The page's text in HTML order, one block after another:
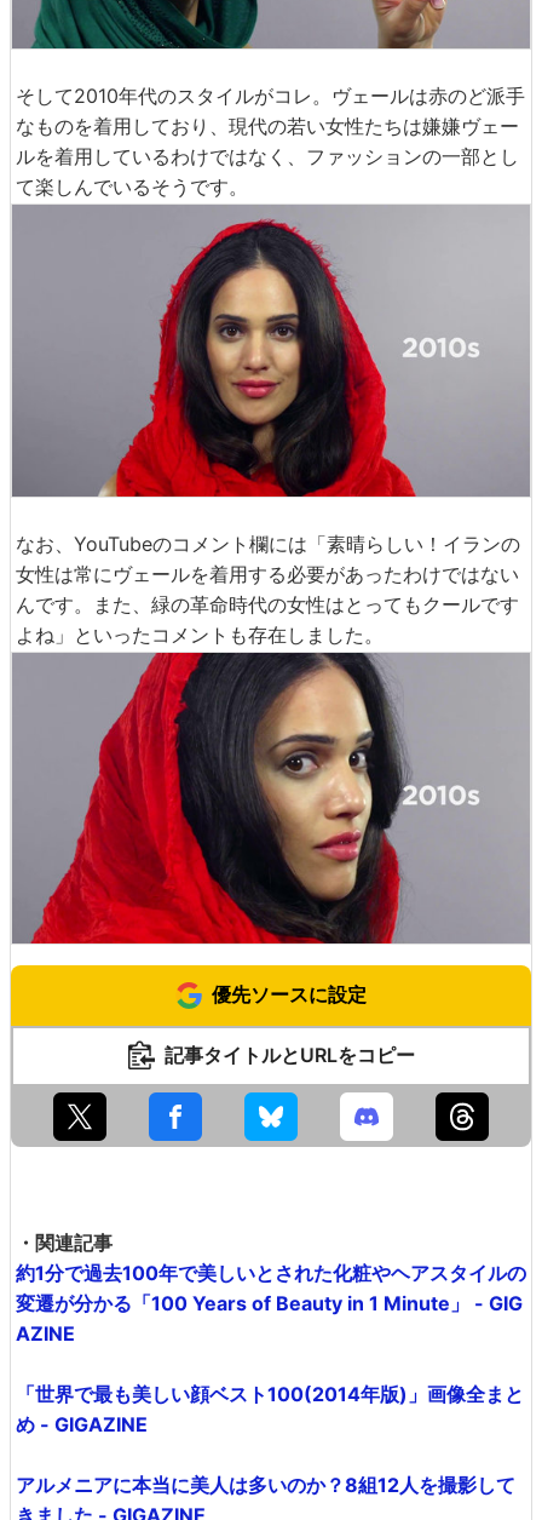
そして2010年代のスタイルがコレ。ヴェールは赤のど派手
なものを着用しており、現代の若い女性たちは嫌嫌ヴェー
ルを着用しているわけではなく、ファッションの一部とし
て楽しんでいるそうです。
なお、YouTubeのコメント欄には「素晴らしい！イランの
女性は常にヴェールを着用する必要があったわけではない
んです。また、緑の革命時代の女性はとってもクールです
よね」といったコメントも存在しました。
優先ソースに設定
記事タイトルとURLをコピー
・関連記事
約1分で過去100年で美しいとされた化粧やヘアスタイルの
変遷が分かる「100 Years of Beauty in 1 Minute」 - GIG
AZINE
「世界で最も美しい顔ベスト100(2014年版)」画像全まと
め - GIGAZINE
アルメニアに本当に美人は多いのか？8組12人を撮影して